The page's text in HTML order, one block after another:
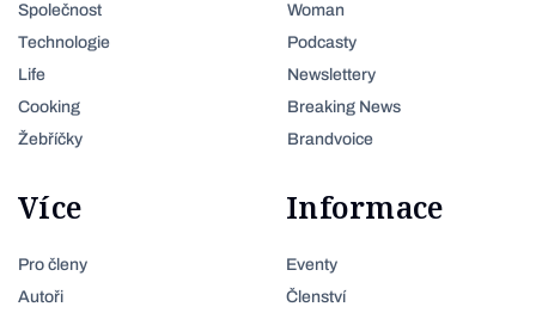
Společnost
Technologie
Life
Cooking
Žebříčky
Woman
Podcasty
Newslettery
Breaking News
Brandvoice
Více
Pro členy
Autoři
Informace
Eventy
Členství